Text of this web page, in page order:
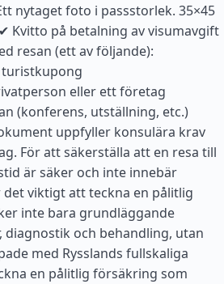
nytaget foto i passstorlek. 35×45
Kvitto på betalning av visumavgift
resan (ett av följande):
eller ett företag
(konferens, utställning, etc.)
uppfyller konsulära krav
För att säkerställa att en resa till
är säker och inte innebär
viktigt att teckna en pålitlig
inte bara grundläggande
diagnostik och behandling, utan
med Rysslands fullskaliga
en pålitlig försäkring som